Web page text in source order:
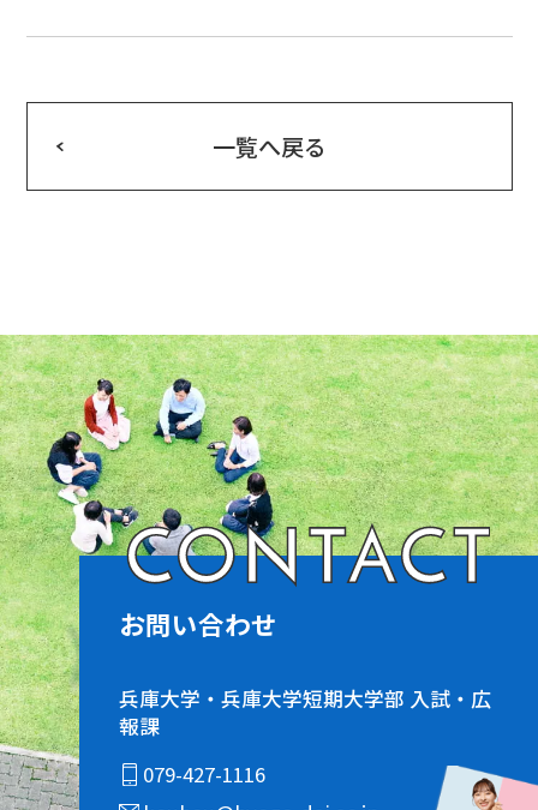
一覧へ戻る
CONTACT
お問い合わせ
兵庫大学・兵庫大学短期大学部 入試・広
報課
079-427-1116